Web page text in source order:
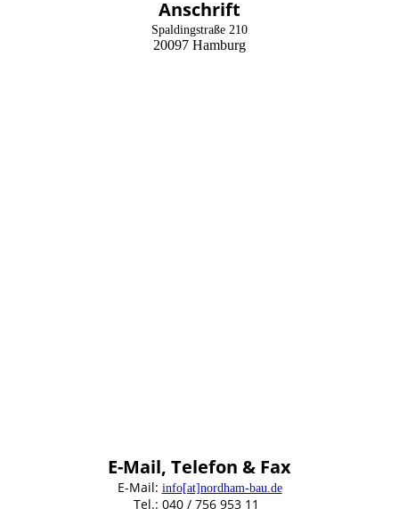
Anschrift
Spaldingstraße 210
20097 Hamburg
E-Mail, Telefon & Fax
E-Mail: info[at]nordham-bau.de
Tel.: 040 / 756 953 11